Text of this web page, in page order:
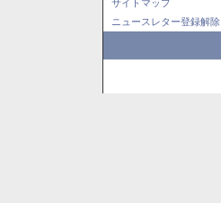
サイトマップ
ニュースレター登録解除